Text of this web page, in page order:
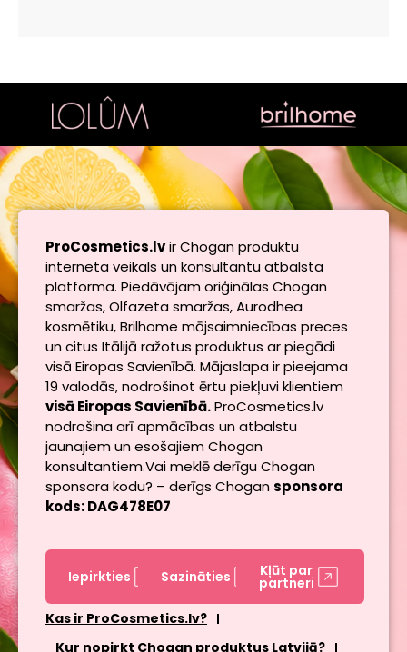
ProCosmetics.lvir Chogan produktu
interneta veikals un konsultantu atbalsta
platforma. Piedāvājam oriģinālas Chogan
smaržas, Olfazeta smaržas, Aurodhea
kosmētiku, Brilhome mājsaimniecības preces
un citus Itālijā ražotus produktus ar piegādi
visā Eiropas Savienībā. Mājaslapa ir pieejama
19 valodās, nodrošinot ērtu piekļuvi klientiem
visā Eiropas Savienībā.ProCosmetics.lv
nodrošina arī apmācības un atbalstu
jaunajiem un esošajiem Chogan
konsultantiem.Vai meklē derīgu Chogan
sponsora kodu? – derīgs Chogansponsora
kods: DAG478E07
Iepirkties Sazināties Kļūt par
partneri
Kas ir ProCosmetics.lv?
Kur nopirkt Chogan produktus Latvijā?